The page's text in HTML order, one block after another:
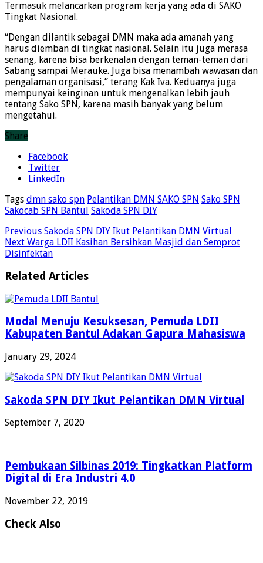
Termasuk melancarkan program kerja yang ada di SAKO
Tingkat Nasional.
“Dengan dilantik sebagai DMN maka ada amanah yang
harus diemban di tingkat nasional. Selain itu juga merasa
senang, karena bisa berkenalan dengan teman-teman dari
Sabang sampai Merauke. Juga bisa menambah wawasan dan
pengalaman organisasi,” terang Kak Iva. Keduanya juga
mempunyai keinginan untuk mengenalkan lebih jauh
tentang Sako SPN, karena masih banyak yang belum
mengetahui.
Share
Facebook
Twitter
LinkedIn
Tags dmn sako spn Pelantikan DMN SAKO SPN Sako SPN
Sakocab SPN Bantul Sakoda SPN DIY
Previous Sakoda SPN DIY Ikut Pelantikan DMN Virtual
Next Warga LDII Kasihan Bersihkan Masjid dan Semprot
Disinfektan
Related Articles
Modal Menuju Kesuksesan, Pemuda LDII
Kabupaten Bantul Adakan Gapura Mahasiswa
January 29, 2024
Sakoda SPN DIY Ikut Pelantikan DMN Virtual
September 7, 2020
Pembukaan Silbinas 2019: Tingkatkan Platform
Digital di Era Industri 4.0
November 22, 2019
Check Also